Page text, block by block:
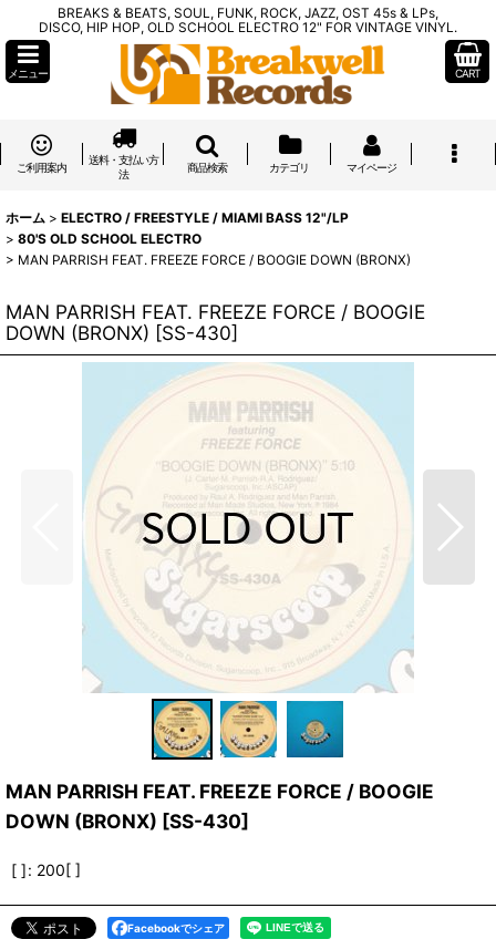
BREAKS & BEATS, SOUL, FUNK, ROCK, JAZZ, OST 45s & LPs,
DISCO, HIP HOP, OLD SCHOOL ELECTRO 12" FOR VINTAGE VINYL.
メニュー CART
ご利用案内
送料・支払い方
法
商品検索 カテゴリ マイページ
ホーム > ELECTRO / FREESTYLE / MIAMI BASS 12"/LP
> 80'S OLD SCHOOL ELECTRO
> MAN PARRISH FEAT. FREEZE FORCE / BOOGIE DOWN (BRONX)
MAN PARRISH FEAT. FREEZE FORCE / BOOGIE
DOWN (BRONX) [SS-430]
MAN PARRISH FEAT. FREEZE FORCE / BOOGIE
DOWN (BRONX) [SS-430]
[ ]: 200[ ]
Facebookでシェア